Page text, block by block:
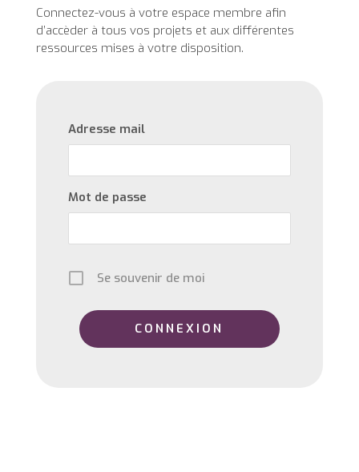
Adresse mail
Mot de passe
Se souvenir de moi
Connectez-vous à votre espace membre afin
d’accèder à tous vos projets et aux différentes
ressources mises à votre disposition.